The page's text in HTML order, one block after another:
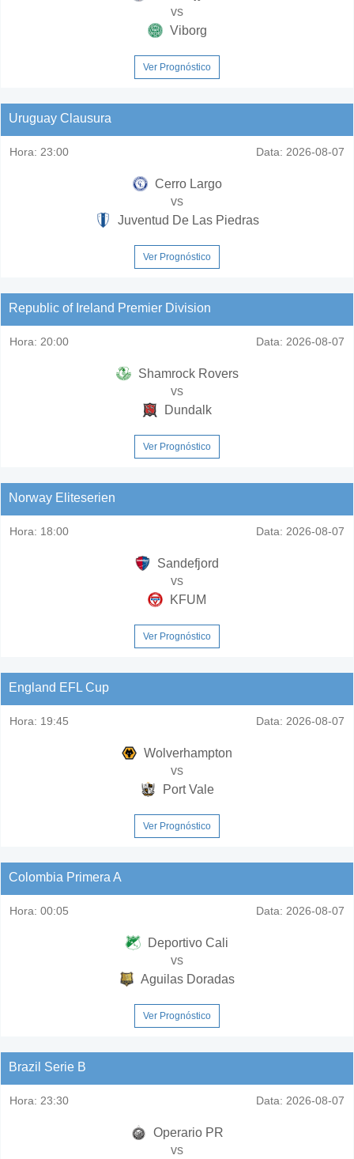
vs
Viborg
Ver Prognóstico
Uruguay Clausura
Hora: 23:00 Data: 2026-08-07
Cerro Largo
vs
Juventud De Las Piedras
Ver Prognóstico
Republic of Ireland Premier Division
Hora: 20:00 Data: 2026-08-07
Shamrock Rovers
vs
Dundalk
Ver Prognóstico
Norway Eliteserien
Hora: 18:00 Data: 2026-08-07
Sandefjord
vs
KFUM
Ver Prognóstico
England EFL Cup
Hora: 19:45 Data: 2026-08-07
Wolverhampton
vs
Port Vale
Ver Prognóstico
Colombia Primera A
Hora: 00:05 Data: 2026-08-07
Deportivo Cali
vs
Aguilas Doradas
Ver Prognóstico
Brazil Serie B
Hora: 23:30 Data: 2026-08-07
Operario PR
vs